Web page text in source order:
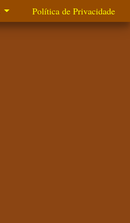
Política de Privacidade